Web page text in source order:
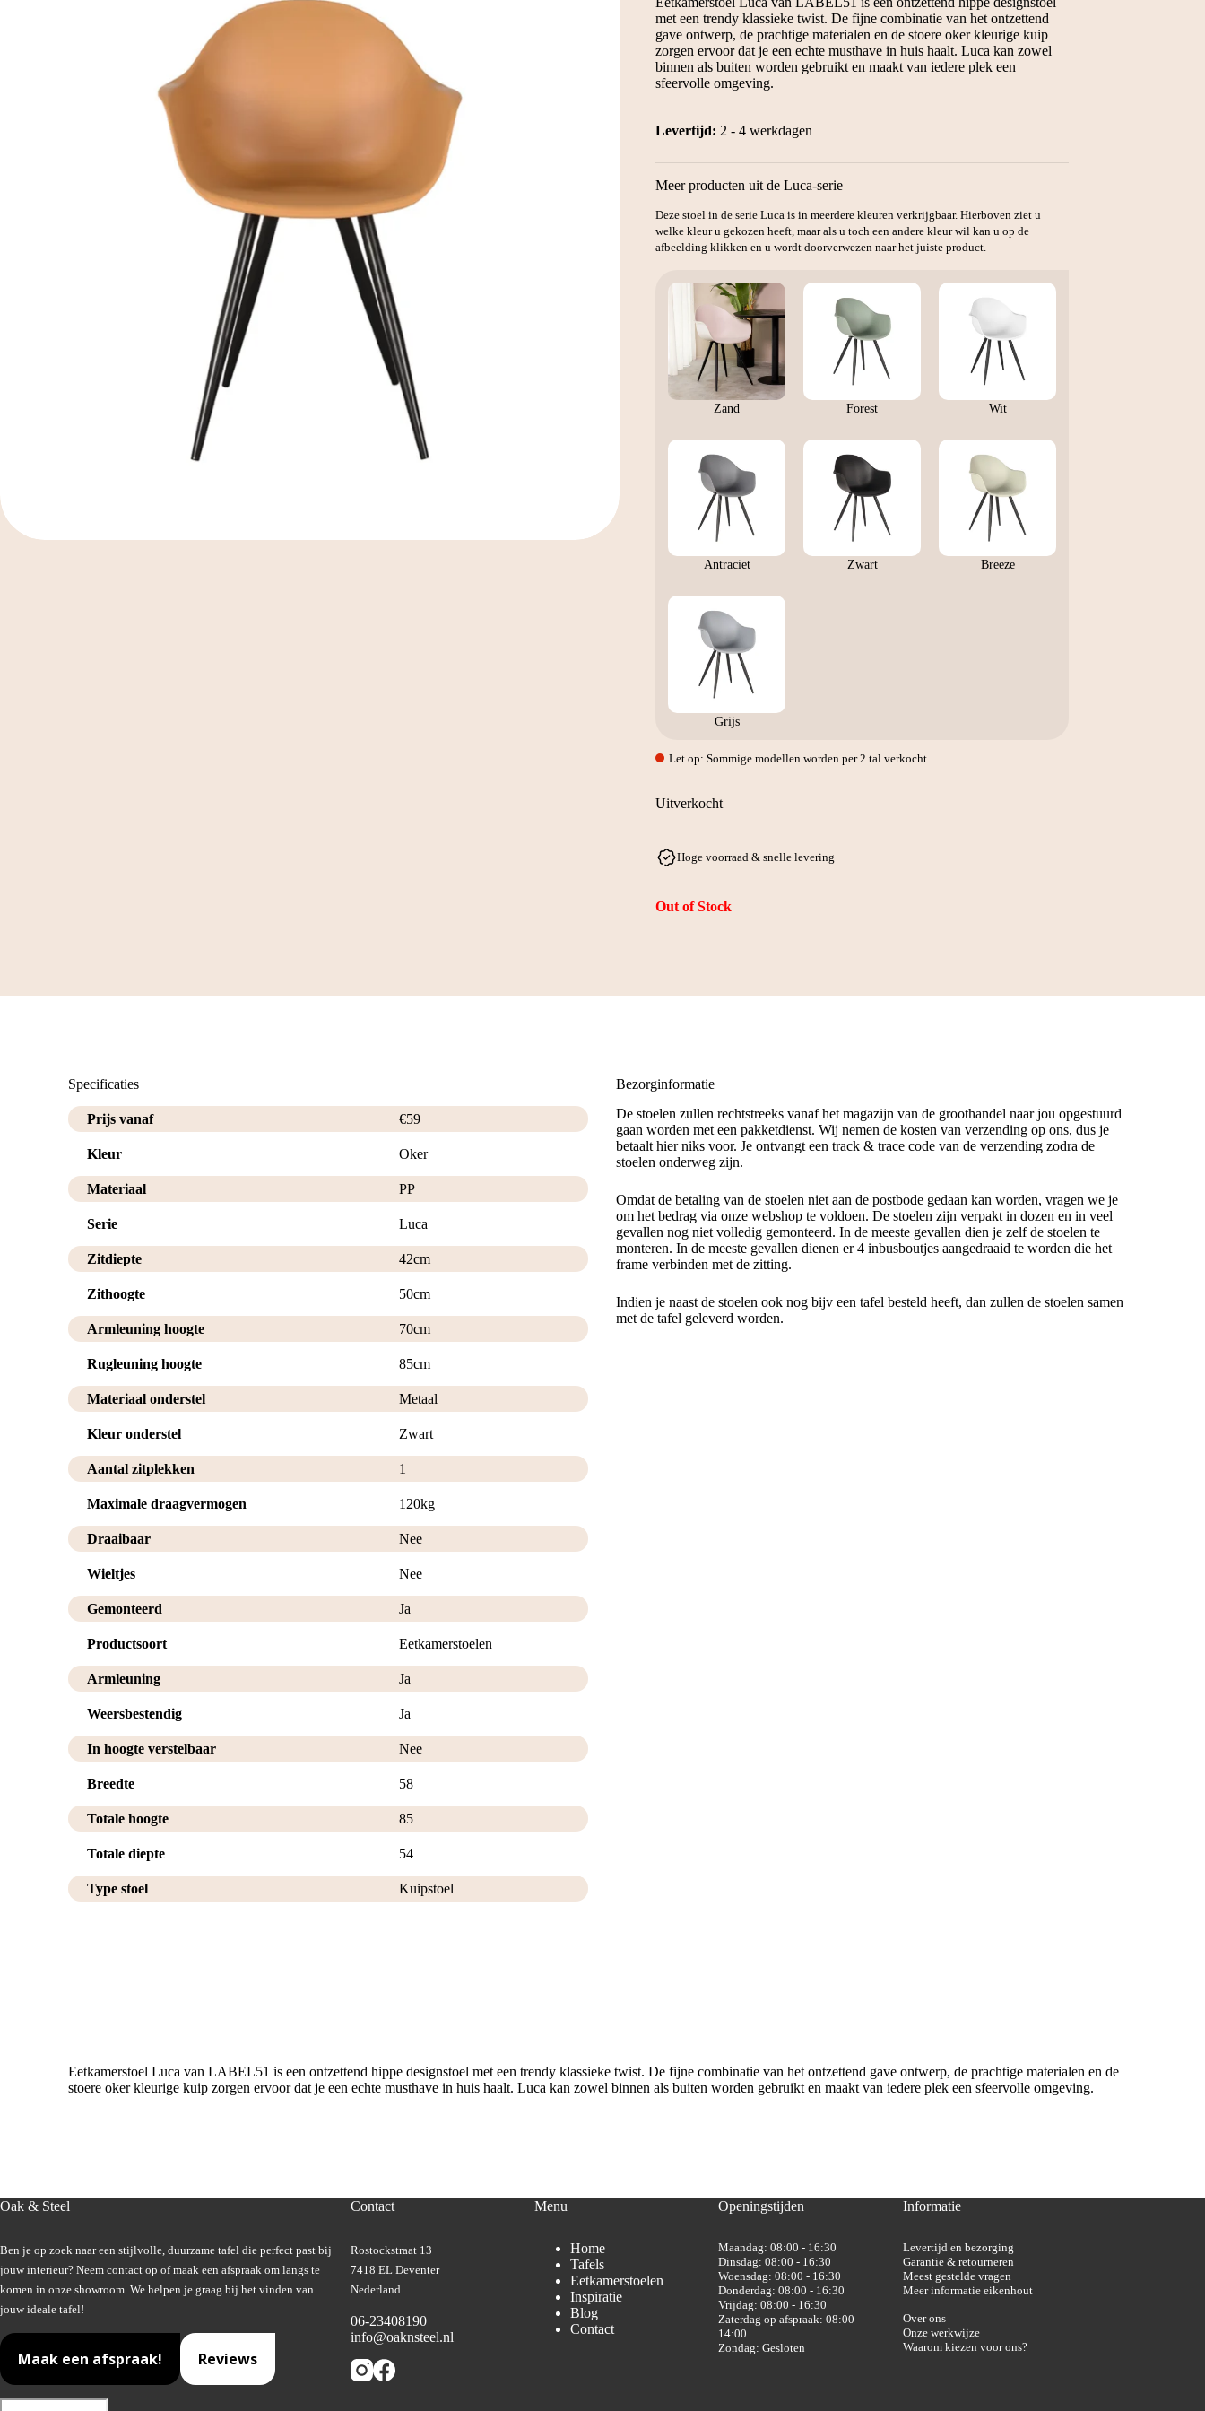
€99.
€59.
met een trendy klassieke twist. De fijne combinatie van het ontzettend
gave ontwerp, de prachtige materialen en de stoere oker kleurige kuip
zorgen ervoor dat je een echte musthave in huis haalt. Luca kan zowel
binnen als buiten worden gebruikt en maakt van iedere plek een
sfeervolle omgeving.
Levertijd: 2 - 4 werkdagen
Meer producten uit de Luca-serie
Deze stoel in de serie Luca is in meerdere kleuren verkrijgbaar. Hierboven ziet u
welke kleur u gekozen heeft, maar als u toch een andere kleur wil kan u op de
afbeelding klikken en u wordt doorverwezen naar het juiste product.
Zand Forest Wit
Antraciet Zwart Breeze
Grijs
Let op: Sommige modellen worden per 2 tal verkocht
Uitverkocht
Hoge voorraad & snelle levering
Out of Stock
Specificaties
Prijs vanaf €59
Kleur Oker
Materiaal PP
Serie Luca
Zitdiepte 42cm
Zithoogte 50cm
Armleuning hoogte 70cm
Rugleuning hoogte 85cm
Materiaal onderstel Metaal
Kleur onderstel Zwart
Aantal zitplekken 1
Maximale draagvermogen 120kg
Draaibaar Nee
Wieltjes Nee
Gemonteerd Ja
Productsoort Eetkamerstoelen
Armleuning Ja
Weersbestendig Ja
In hoogte verstelbaar Nee
Breedte 58
Totale hoogte 85
Totale diepte 54
Type stoel Kuipstoel
Bezorginformatie
De stoelen zullen rechtstreeks vanaf het magazijn van de groothandel naar jou opgestuurd
gaan worden met een pakketdienst. Wij nemen de kosten van verzending op ons, dus je
betaalt hier niks voor. Je ontvangt een track & trace code van de verzending zodra de
stoelen onderweg zijn.
Omdat de betaling van de stoelen niet aan de postbode gedaan kan worden, vragen we je
om het bedrag via onze webshop te voldoen. De stoelen zijn verpakt in dozen en in veel
gevallen nog niet volledig gemonteerd. In de meeste gevallen dien je zelf de stoelen te
monteren. In de meeste gevallen dienen er 4 inbusboutjes aangedraaid te worden die het
frame verbinden met de zitting.
Indien je naast de stoelen ook nog bijv een tafel besteld heeft, dan zullen de stoelen samen
met de tafel geleverd worden.
Eetkamerstoel Luca van LABEL51 is een ontzettend hippe designstoel met een trendy klassieke twist. De fijne combinatie van het ontzettend gave ontwerp, de prachtige materialen en de
stoere oker kleurige kuip zorgen ervoor dat je een echte musthave in huis haalt. Luca kan zowel binnen als buiten worden gebruikt en maakt van iedere plek een sfeervolle omgeving.
Oak & Steel
Ben je op zoek naar een stijlvolle, duurzame tafel die perfect past bij
jouw interieur? Neem contact op of maak een afspraak om langs te
komen in onze showroom. We helpen je graag bij het vinden van
jouw ideale tafel!
Maak een afspraak! Reviews
Contact
Rostockstraat 13
7418 EL Deventer
Nederland
06-23408190
info@oaknsteel.nl
Menu
Home
Tafels
Eetkamerstoelen
Inspiratie
Blog
Contact
Openingstijden
Maandag: 08:00 - 16:30
Dinsdag: 08:00 - 16:30
Woensdag: 08:00 - 16:30
Donderdag: 08:00 - 16:30
Vrijdag: 08:00 - 16:30
Zaterdag op afspraak: 08:00 -
14:00
Zondag: Gesloten
Informatie
Levertijd en bezorging
Garantie & retourneren
Meest gestelde vragen
Meer informatie eikenhout
Over ons
Onze werkwijze
Waarom kiezen voor ons?